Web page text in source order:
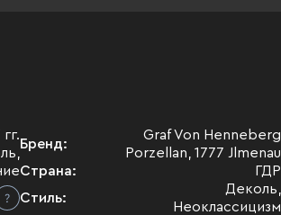
Бренд:
Graf Von Henneberg
Porzellan, 1777 Jlmenau
Страна:
ГДР
Стиль:
Деколь,
Неоклассицизм